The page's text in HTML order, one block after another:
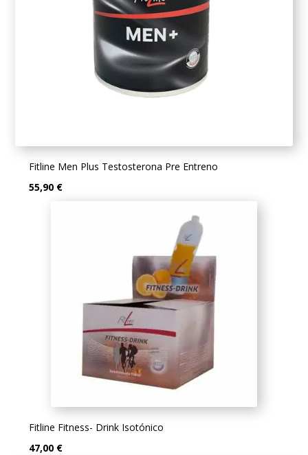
Fitline Men Plus Testosterona Pre Entreno
55,90 €
Fitline Fitness- Drink Isotónico
47,00 €